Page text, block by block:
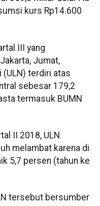
kurs Rp14.600
III yang
Jumat,
(ULN) terdiri atas
sebesar 179,2
termasuk BUMN
II 2018, ULN
melambat karena di
5,7 persen (tahun ke
tersebut bersumber